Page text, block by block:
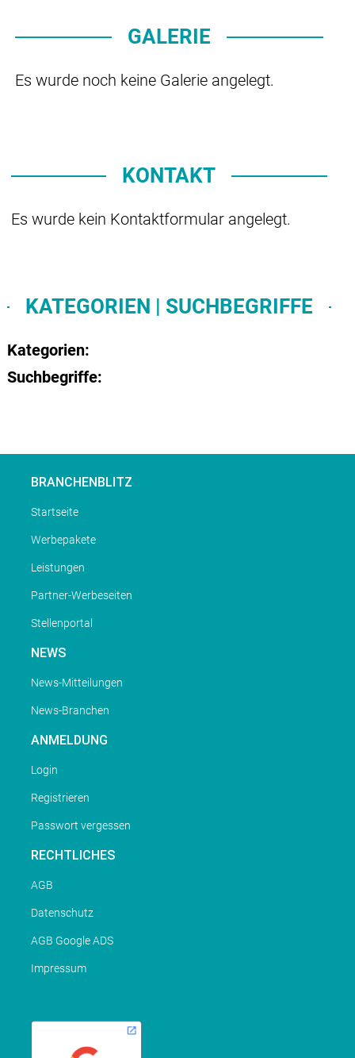
GALERIE
Es wurde noch keine Galerie angelegt.
KONTAKT
Es wurde kein Kontaktformular angelegt.
KATEGORIEN | SUCHBEGRIFFE
Kategorien:
Suchbegriffe:
BRANCHENBLITZ
Startseite
Werbepakete
Leistungen
Partner-Werbeseiten
Stellenportal
NEWS
News-Mitteilungen
News-Branchen
ANMELDUNG
Login
Registrieren
Passwort vergessen
RECHTLICHES
AGB
Datenschutz
AGB Google ADS
Impressum